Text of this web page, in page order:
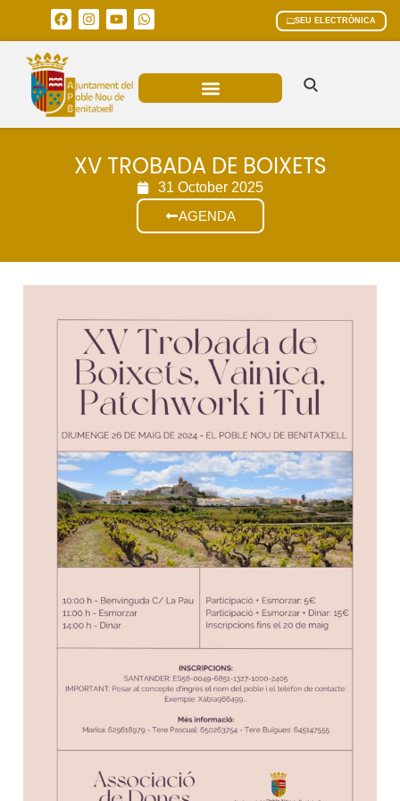
SEU ELECTRÒNICA
XV TROBADA DE BOIXETS
31 October 2025
AGENDA